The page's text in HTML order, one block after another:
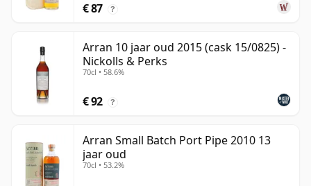
€ 87 ?
Arran 10 jaar oud 2015 (cask 15/0825) -
Nickolls & Perks
70cl • 58.6%
€ 92 ?
Arran Small Batch Port Pipe 2010 13
jaar oud
70cl • 53.2%